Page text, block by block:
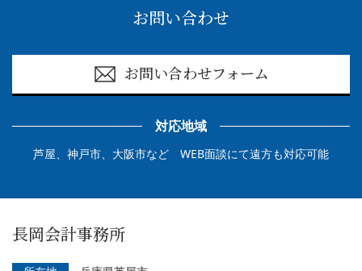
お問い合わせ
お問い合わせフォーム
対応地域
芦屋、神戸市、大阪市など WEB面談にて遠方も対応可能
長岡会計事務所